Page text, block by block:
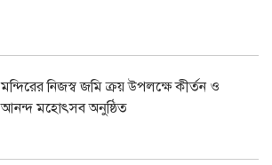
মন্দিরের নিজস্ব জমি ক্রয় উপলক্ষে কীর্তন ও
আনন্দ মহোৎসব অনুষ্ঠিত